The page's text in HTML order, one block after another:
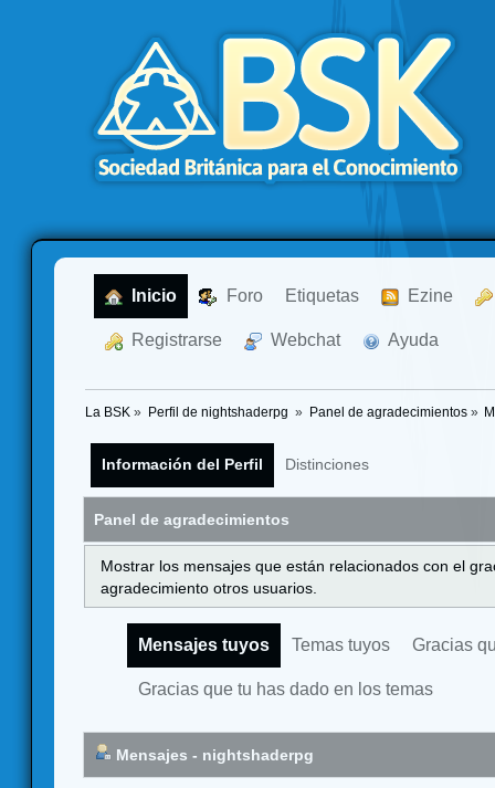
Inicio Foro Etiquetas Ezine
Registrarse Webchat Ayuda
La BSK » Perfil de nightshaderpg » Panel de agradecimientos»
Información del Perfil Distinciones
Panel de agradecimientos
Mostrar los mensajes que están relacionados con el
agradecimiento otros usuarios.
Mensajes tuyos Temas tuyos Gracias
Gracias que tu has dado en los temas
Mensajes - nightshaderpg